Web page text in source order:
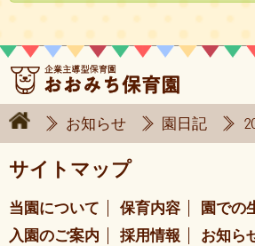
お知らせ 園日記
サイトマップ
当園について 保育内容
園での
入園のご案内
採用情報 お知ら